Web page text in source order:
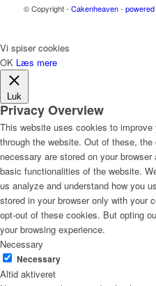
© Copyright - Cakenheaven-
Vi spiser cookies
OK Læs mere
Luk
Privacy Overview
This website uses cookies to
through the website. Out of these,
necessary are stored on your
basic functionalities of the website.
us analyze and understand how you
stored in your browser only with your
opt-out of these cookies. But opting
your browsing experience.
Necessary
Necessary
Altid aktiveret